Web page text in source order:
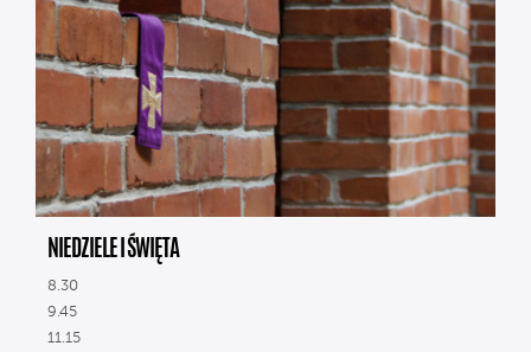
NIEDZIELE I ŚWIĘTA
8.30
9.45
11.15